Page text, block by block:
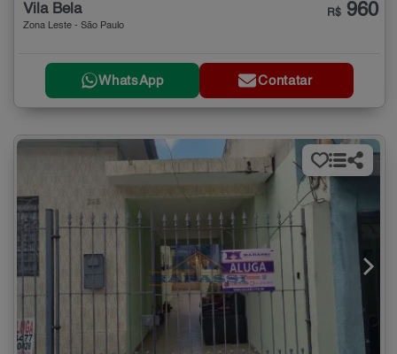
Vila Bela
Zona Leste - São Paulo
R$ 960
WhatsApp Contatar